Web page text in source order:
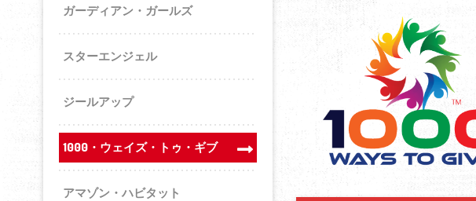
ガーディアン・ガールズ
スターエンジェル
ジールアップ
1000・ウェイズ・トゥ・ギブ
アマゾン・ハビタット